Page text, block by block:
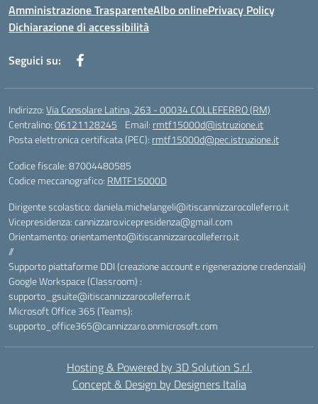
Amministrazione TrasparenteAlbo onlinePrivacy Policy
Dichiarazione di accessibilità
Seguici su:
Indirizzo:Via Consolare Latina, 263 - 00034 COLLEFERRO (RM)
Centralino:06121128245 Email: rmtf15000d@istruzione.it
Posta elettronica certificata (PEC): rmtf15000d@pec.istruzione.it
Codice fiscale: 87004480585
Codice meccanografico: RMTF15000D
Dirigente scolastico: daniela.michelangeli@itiscannizzarocolleferro.it
Vicepresidenza: cannizzaro.vicepresidenza@gmail.com
Orientamento: orientamento@itiscannizzarocolleferro.it
//
Supporto piattaforme DDI (creazione account e rigenerazione credenziali)
Google Workspace (Classroom) :
supporto_gsuite@itiscannizzarocolleferro.it
Microsoft Office 365 (Teams):
supporto_office365@cannizzaro.onmicrosoft.com
Hosting & Powered by 3D Solution S.r.l.
Concept & Design by Designers Italia